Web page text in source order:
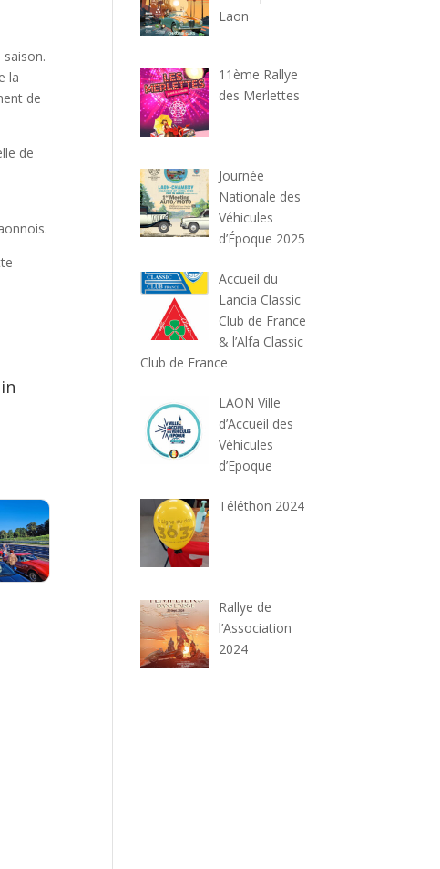
la
de
de
Laon
11ème Rallye
des Merlettes
Journée
Nationale des
Véhicules
d’Époque 2025
Accueil du
Lancia Classic
Club de France
& l’Alfa Classic
Club de France
LAON Ville
d’Accueil des
Véhicules
d’Epoque
Téléthon 2024
Rallye de
l’Association
2024